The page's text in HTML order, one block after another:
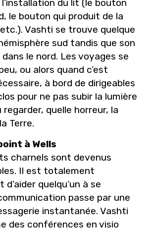
du lit (le bouton
le bouton qui produit de la
Vashti se trouve quelque
sud tandis que son
le nord. Les voyages se
ou alors quand c’est
à bord de dirigeables
pour ne pas subir la lumière
quelle horreur, la
Terre.
à Wells
charnels sont devenus
Il est totalement
quelqu’un à se
passe par une
instantanée. Vashti
des conférences en visio